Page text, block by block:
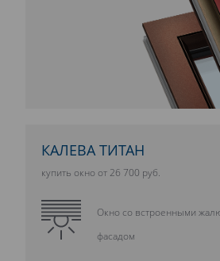
КАЛЕВА ТИТАН
купить окно от 26 700 руб.
Окно со встроенными
фасадом